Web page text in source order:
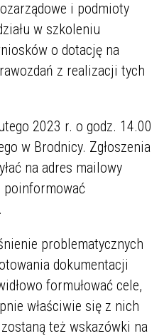
i podmioty
w szkoleniu
o dotację na
z realizacji tych
2023 r. o godz. 14.00
w Brodnicy. Zgłoszenia
na adres mailowy
poinformować
problematycznych
dokumentacji
formułować cele,
właściwie się z nich
też wskazówki na